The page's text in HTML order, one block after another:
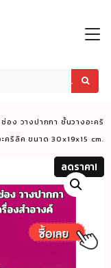
อง วางปากกา ชั้นวางอะคริ
คริลิค ขนาด 30x19x15 cm.
ลดราคา!
ลดราคา!